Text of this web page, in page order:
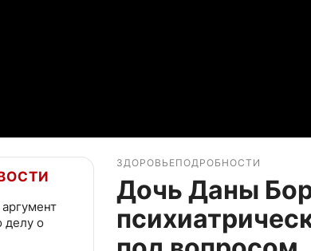
делу о
ЗДОРОВЬЕПОДРОБНОСТИ
Дочь Даны